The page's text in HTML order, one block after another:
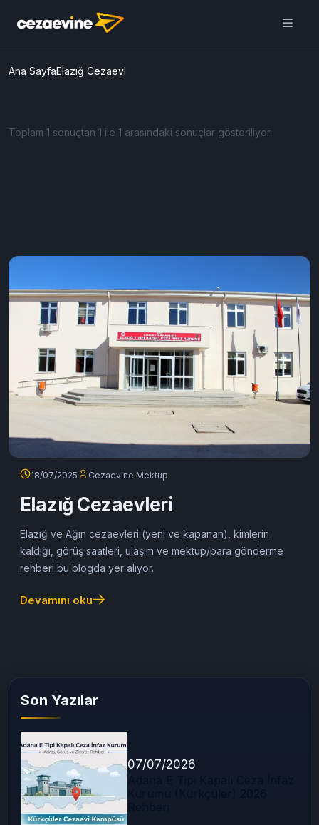
Ana SayfaElazığ Cezaevi
Toplam 1 sonuçtan 1 ile 1 arasındaki sonuçlar gösteriliyor
18/07/2025 Cezaevine Mektup
Elazığ Cezaevleri
Elazığ ve Ağın cezaevleri (yeni ve kapanan), kimlerin
kaldığı, görüş saatleri, ulaşım ve mektup/para gönderme
rehberi bu blogda yer alıyor.
Devamını oku
Son Yazılar
07/07/2026